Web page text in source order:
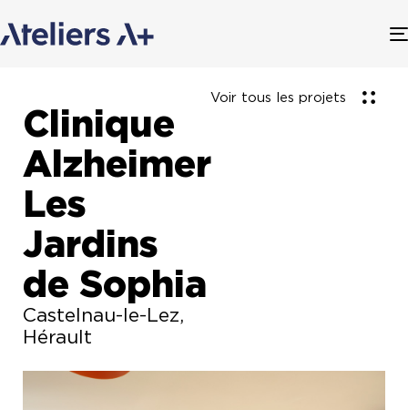
Clinique
Alzheimer
Les
Jardins
de Sophia
Castelnau-le-Lez,
Hérault
Voir tous les projets